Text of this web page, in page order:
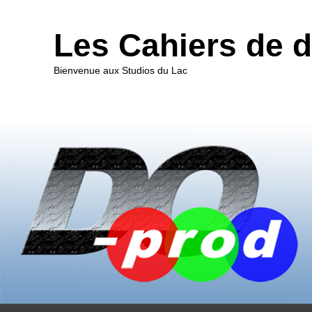
Les Cahiers de
Bienvenue aux Studios du Lac